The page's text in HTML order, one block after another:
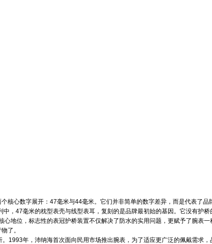
核心数字展开：47毫米与44毫米。它们并非简单的数字差异，而是代表了品
，47毫米的枕型表壳与线型表耳，复刻的是品牌最初始的基因。它没有护
地位，标志性的表冠护桥装置不仅解决了防水的实用问题，更赋予了腕表
了。
1993年，沛纳海首次面向民用市场推出腕表，为了适应更广泛的佩戴需求